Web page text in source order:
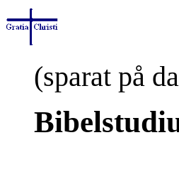
(sparat på